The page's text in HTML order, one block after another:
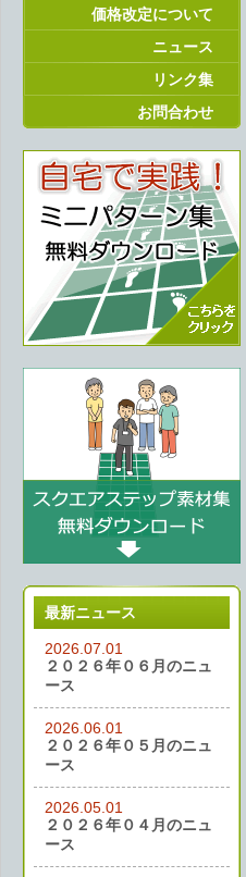
価格改定について
ニュース
リンク集
お問合わせ
最新ニュース
2026.07.01
２０２６年０６月のニュ
ース
2026.06.01
２０２６年０５月のニュ
ース
2026.05.01
２０２６年０４月のニュ
ース